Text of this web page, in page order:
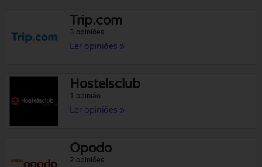
Trip.com
3 opiniões
Ler opiniões »
Hostelsclub
1 opinião
Ler opiniões »
Opodo
2 opiniões